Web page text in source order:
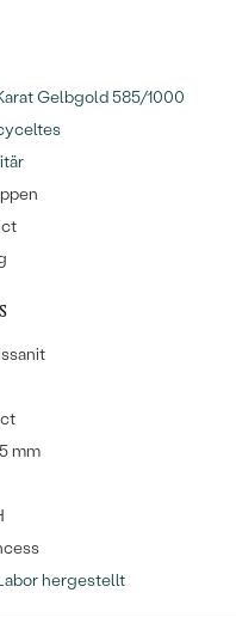
Gelbgold 585/1000
ct
mm
hergestellt